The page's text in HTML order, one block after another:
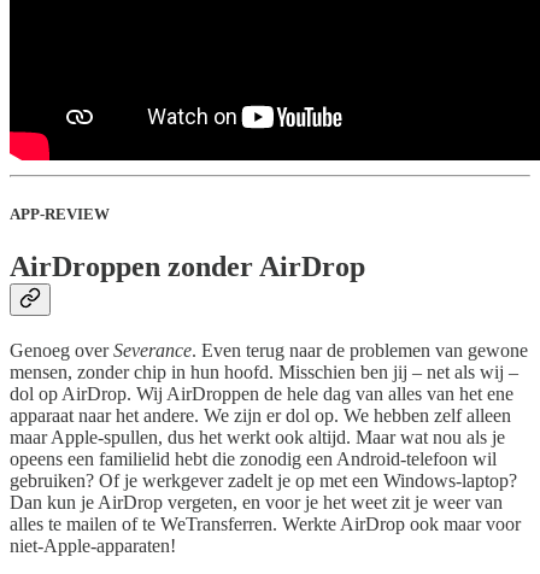
APP-REVIEW
AirDroppen zonder AirDrop
Genoeg overSeverance. Even terug naar de problemen van gewone
mensen, zonder chip in hun hoofd. Misschien ben jij – net als wij –
dol op AirDrop. Wij AirDroppen de hele dag van alles van het ene
apparaat naar het andere. We zijn er dol op. We hebben zelf alleen
maar Apple-spullen, dus het werkt ook altijd. Maar wat nou als je
opeens een familielid hebt die zonodig een Android-telefoon wil
gebruiken? Of je werkgever zadelt je op met een Windows-laptop?
Dan kun je AirDrop vergeten, en voor je het weet zit je weer van
alles te mailen of te WeTransferren. Werkte AirDrop ook maar voor
niet-Apple-apparaten!